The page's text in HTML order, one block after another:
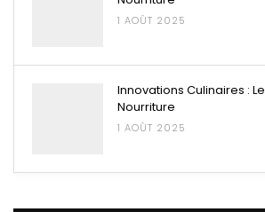
1 AOÛT 2025
Innovations Culinaires :
Nourriture
1 AOÛT 2025